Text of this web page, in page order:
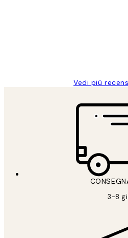
Vedi più
3-8